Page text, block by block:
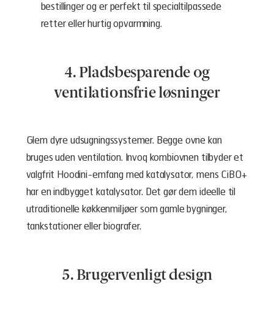
bestillinger og er perfekt til specialtilpassede
retter eller hurtig opvarmning.
4. Pladsbesparende og
ventilationsfrie løsninger
Glem dyre udsugningssystemer. Begge ovne kan
bruges uden ventilation. Invoq kombiovnen tilbyder et
valgfrit Hoodini-emfang med katalysator, mens CiBO+
har en indbygget katalysator. Det gør dem ideelle til
utraditionelle køkkenmiljøer som gamle bygninger,
tankstationer eller biografer.
5. Brugervenligt design